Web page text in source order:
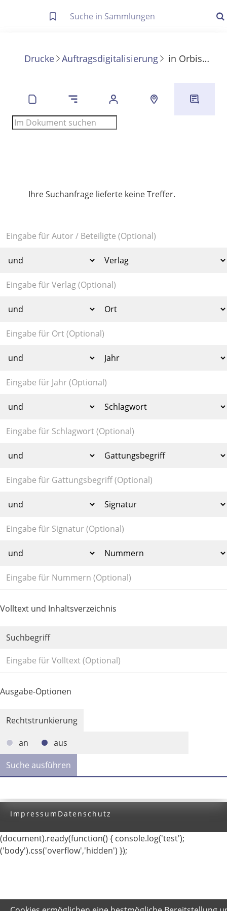
Die letzte Trefferliste besteht aus Ihrer letzten Suche, samt
Anzeigen
Zuletzt gesucht
Volltext und Inhaltsverzeichnis
Suchbegriff
Ausgabe-Optionen
Rechtstrunkierung
an
aus
Drucke Auftragsdigitalisierung in Orbis latinus ...
Ihre Suchanfrage lieferte keine Treffer.
Impressum Datenschutz
(document).ready(function() { console.log('test');
('body').css('overflow','hidden') });